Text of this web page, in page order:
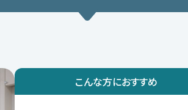
こんな方におすすめ